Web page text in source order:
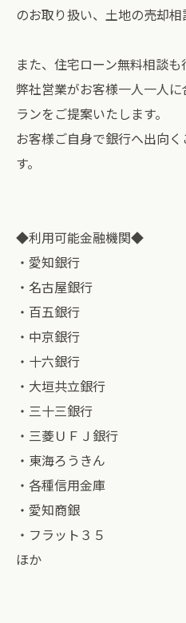
のお取り扱い、土地の売却相
また、住宅ローン無料相談も
弊社営業がお客様一人一人
ランをご提案いたします。
お客様ご自身で銀行へ出向
す。
◆利用可能金融機関◆
・愛知銀行
・名古屋銀行
・百五銀行
・中京銀行
・十六銀行
・大垣共立銀行
・三十三銀行
・三菱ＵＦＪ銀行
・東海ろうきん
・各種信用金庫
・愛知商銀
・フラット３５
ほか